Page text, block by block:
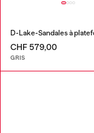
CHF 579,00
GRIS